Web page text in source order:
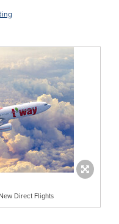
Direct Flights